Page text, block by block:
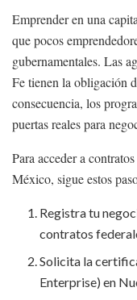
Emprender en una
que pocos
gubernamentales. Las
Fe tienen la obligación
consecuencia, los
puertas reales para
Para acceder a
México, sigue estos
Registra tu
contratos
Solicita la
Enterprise) en